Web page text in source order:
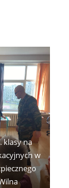
klasy na
w